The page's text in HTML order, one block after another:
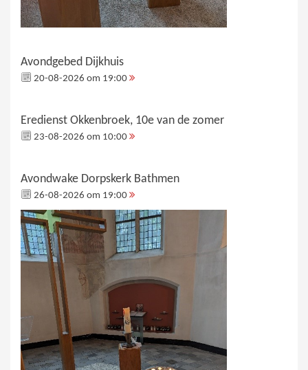
Avondgebed Dijkhuis
20-08-2026 om 19:00
Eredienst Okkenbroek, 10e van de zomer
23-08-2026 om 10:00
Avondwake Dorpskerk Bathmen
26-08-2026 om 19:00